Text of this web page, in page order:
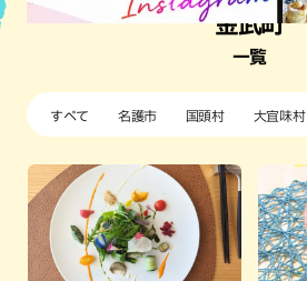
金武町
一覧
すべて 名護市 国頭村 大宜味村